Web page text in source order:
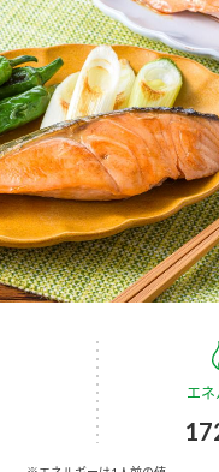
調味酢
ぽん酢
理酒 鍋用調
中華
ルサイト
ルサイト トップ
）
ついて
念
エネ